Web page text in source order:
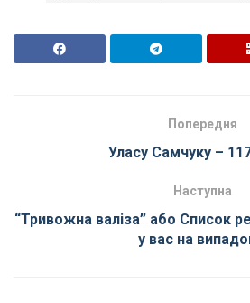
Попередня
Уласу Самчуку –
Наступна
“Тривожна валіза” або Список
у вас на